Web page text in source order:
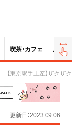
喫茶・カフェ 居酒屋
【東京駅手土産】ザク
更新日：2023.09.06